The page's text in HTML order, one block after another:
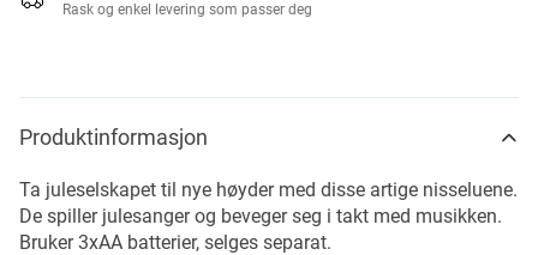
Rask og enkel levering som passer deg
Produktinformasjon
Ta juleselskapet til nye høyder med disse artige nisseluene.
De spiller julesanger og beveger seg i takt med musikken.
Bruker 3xAA batterier, selges separat.